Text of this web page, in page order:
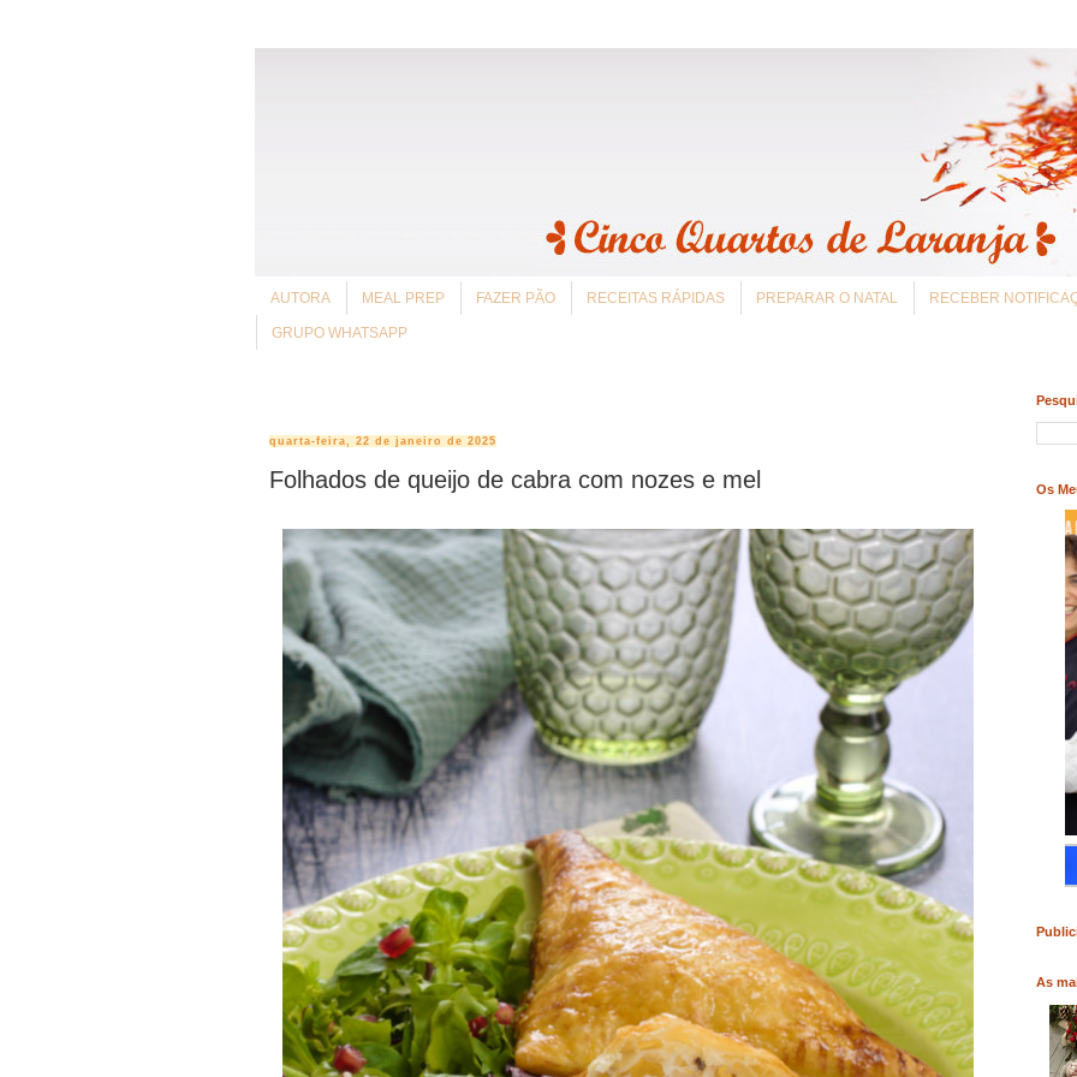
AUTORA MEAL PREP FAZER PÃO RECEITAS RÁPIDAS PREPARAR O NATAL RECEBER
GRUPO WHATSAPP
quarta-feira, 22 de janeiro de 2025
Folhados de queijo de cabra com nozes e mel Os
COMPRAR LIVRO COMPRAR LIVRO COMPRAR LIVRO
As